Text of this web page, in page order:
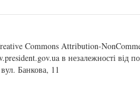
Commons Attribution-
в незалежності від
Банкова, 11